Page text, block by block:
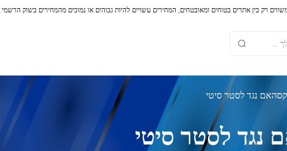
רק בין אתרים בטוחים ומאובטחים, המחירים עשויים להיות גבוהים או נמוכים מהמחירים בשוק הרשמי.
נגד לסטר סיטי
נגד לסטר סיטי